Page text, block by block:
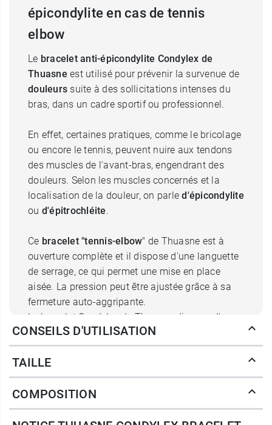
épicondylite en cas de tennis
elbow
Le bracelet anti-épicondylite Condylex de
Thuasne est utilisé pour prévenir la survenue de
douleurs suite à des sollicitations intenses du
bras, dans un cadre sportif ou professionnel.
En effet, certaines pratiques, comme le bricolage
ou encore le tennis, peuvent nuire aux tendons
des muscles de l'avant-bras, engendrant des
douleurs. Selon les muscles concernés et la
localisation de la douleur, on parled'épicondylite
ou d'épitrochléite.
Ce bracelet "tennis-elbow" de Thuasne est à
ouverture complète et il dispose d'une languette
de serrage, ce qui permet une mise en place
aisée. La pression peut être ajustée grâce à sa
fermeture auto-aggripante.
Le bracelet Condylex de Thuasne dispose d'une
mousse interne anti-vibratoire, qui va avoir un
effet amortissant sur les vibrations. Il est
totalement ambidextre.
Ce bracelet est un dispositif médical de classe I
portant le marquage CE.
CONSEILS D'UTILISATION
TAILLE
COMPOSITION